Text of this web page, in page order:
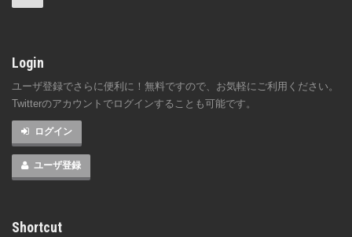
Login
ユーザ登録でさらに便利に！無料ですので、お気軽にご利用ください。
Twitterのアカウントでログインすることも可能です。
ログイン
ユーザ登録
Shortcut